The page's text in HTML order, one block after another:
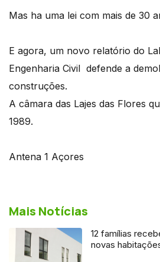
Mas ha uma lei com mais de 30
E agora, um novo relatório do
Engenharia Civil defende a
construções.
A câmara das Lajes das Flores
1989.
Antena 1 Açores
Mais Notícias
12 famílias
novas